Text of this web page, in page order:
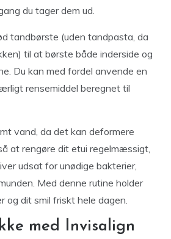
du tager dem ud.
tandbørste (uden tandpasta, da
til at børste både inderside og
Du kan med fordel anvende en
rensemiddel beregnet til
vand, da det kan deformere
at rengøre dit etui regelmæssigt,
udsat for unødige bakterier,
Med denne rutine holder
og dit smil friskt hele dagen.
med Invisalign